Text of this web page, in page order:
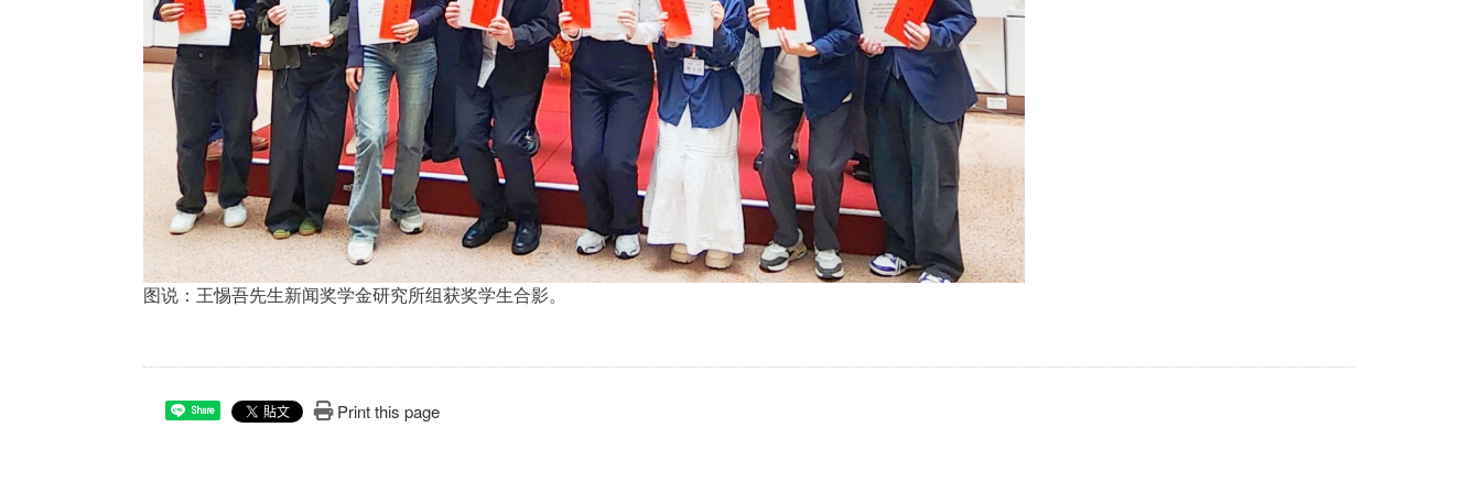
图说：王惕吾先生新闻奖学金研究所组获奖学生合影。
Share Print this page